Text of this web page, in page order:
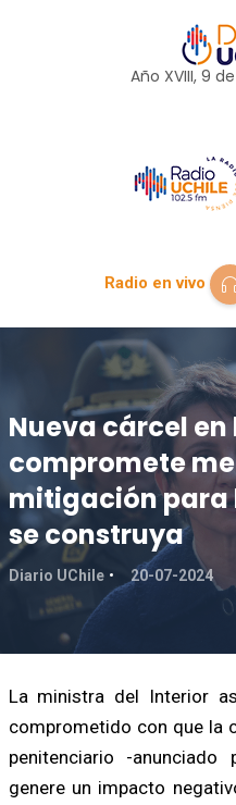
Año XVIII, 9 de
Radio en vivo
Nueva cárcel en
compromete
mitigación para
se construya
Diario UChile 20-07-2024
La ministra del Interior
comprometido con que la
penitenciario -
genere un impacto